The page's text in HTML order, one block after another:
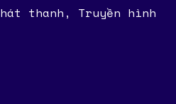
thanh, Truyền hình